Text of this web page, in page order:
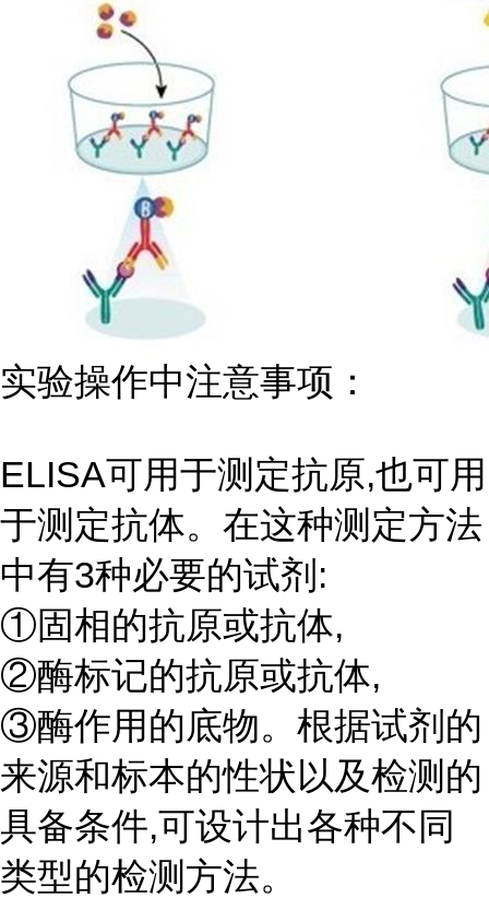
实验操作中注意事项：
ELISA可用于测定抗原,也可用
于测定抗体。在这种测定方法
中有3种必要的试剂:
①固相的抗原或抗体,
②酶标记的抗原或抗体,
③酶作用的底物。根据试剂的
来源和标本的性状以及检测的
具备条件,可设计出各种不同
类型的检测方法。